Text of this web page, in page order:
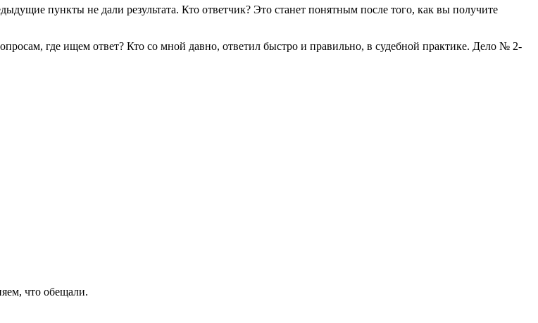
пункты не дали результата. Кто ответчик? Это станет понятным после того, как вы получите
где ищем ответ? Кто со мной давно, ответил быстро и правильно, в судебной практике. Дело № 2-
что обещали.